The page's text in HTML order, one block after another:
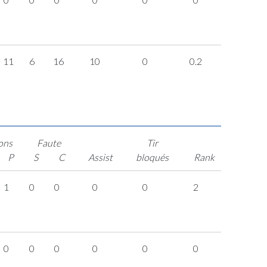
11 6 16 10 0 0.2
P
Faute
S
C Assist
Tir
bloqués
Rank
1 0 0 0 0 2
0 0 0 0 0 0